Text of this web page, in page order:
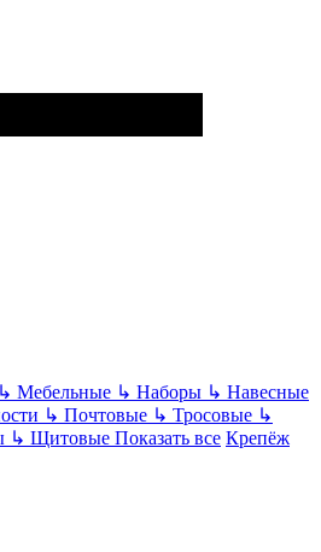
↳ Мебельные ↳ Наборы ↳ Навесные
↳ Почтовые ↳ Тросовые ↳
↳ Щитовые Показать все Крепёж